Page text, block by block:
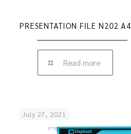
PRESENTATION FILE N202 A4
Read more
July 27, 2021